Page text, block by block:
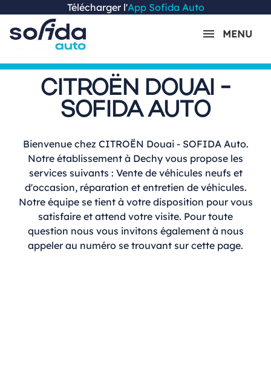
Télécharger l'App Sofida Auto
MENU
CITROËN DOUAI -
SOFIDA AUTO
Bienvenue chez CITROËN Douai - SOFIDA Auto.
Notre établissement à Dechy vous propose les
services suivants : Vente de véhicules neufs et
d'occasion, réparation et entretien de véhicules.
Notre équipe se tient à votre disposition pour vous
satisfaire et attend votre visite. Pour toute
question nous vous invitons également à nous
appeler au numéro se trouvant sur cette page.